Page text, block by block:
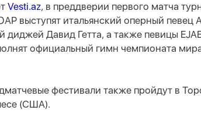
Vesti.az, в преддверии первого матча
выступят итальянский оперный певец
диджей Давид Гетта, а также певицы
официальный гимн чемпионата
фестивали также пройдут в
(США).